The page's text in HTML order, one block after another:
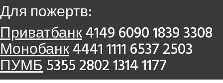
Для пожертв:
Приватбанк4149 6090 1839 3308
Монобанк4441 1111 6537 2503
ПУМБ5355 2802 1314 1177